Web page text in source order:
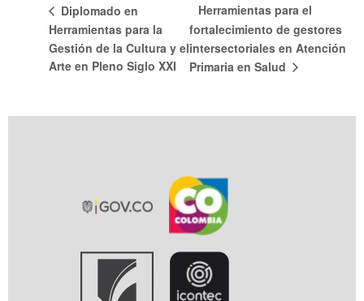
Diplomado en
Herramientas para la
Gestión de la Cultura y el
Arte en Pleno Siglo XXI
Herramientas para el
fortalecimiento de gestores
intersectoriales en Atención
Primaria en Salud